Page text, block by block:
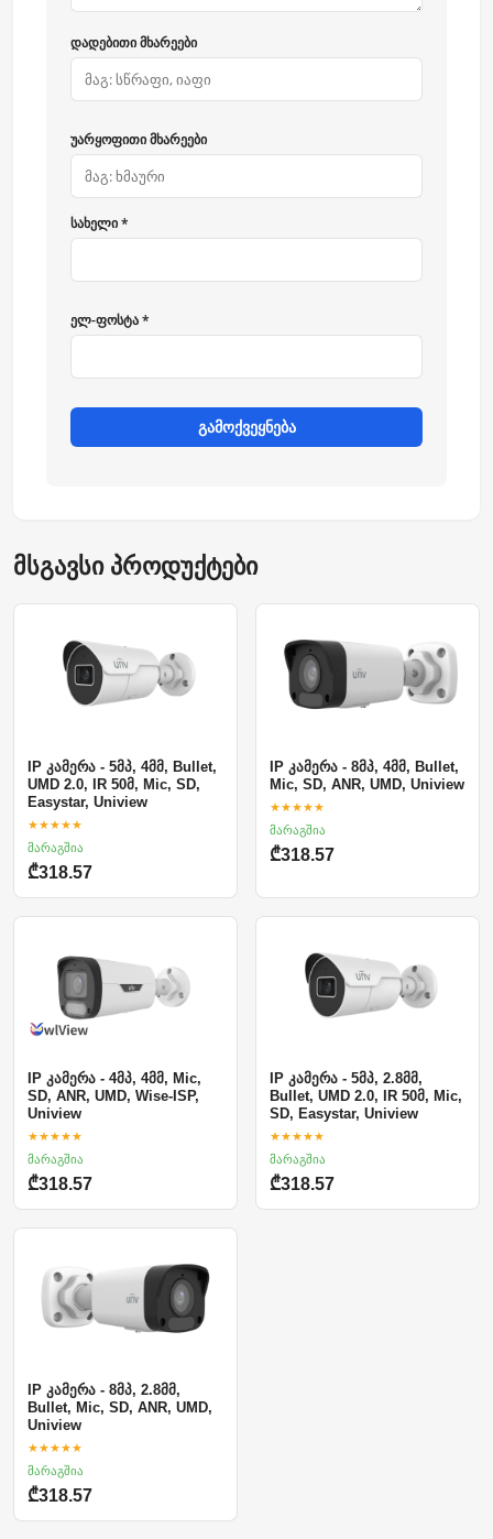
დადებითი მხარეები
უარყოფითი მხარეები
სახელი *
ელ-ფოსტა *
გამოქვეყნება
მსგავსი პროდუქტები
IP კამერა - 5მპ, 4მმ, Bullet,
UMD 2.0, IR 50მ, Mic, SD,
Easystar, Uniview
★★★★★
მარაგშია
₾318.57
IP კამერა - 8მპ, 4მმ, Bullet,
Mic, SD, ANR, UMD, Uniview
★★★★★
მარაგშია
₾318.57
IP კამერა - 4მპ, 4მმ, Mic,
SD, ANR, UMD, Wise-ISP,
Uniview
★★★★★
მარაგშია
₾318.57
IP კამერა - 5მპ, 2.8მმ,
Bullet, UMD 2.0, IR 50მ, Mic,
SD, Easystar, Uniview
★★★★★
მარაგშია
₾318.57
IP კამერა - 8მპ, 2.8მმ,
Bullet, Mic, SD, ANR, UMD,
Uniview
★★★★★
მარაგშია
₾318.57